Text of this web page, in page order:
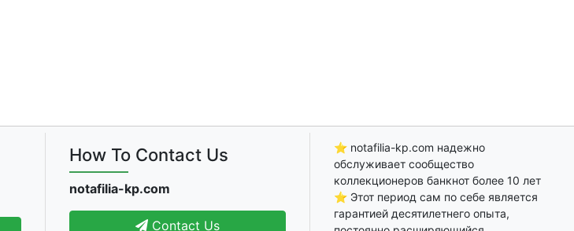
How To Contact Us
notafilia-kp.com
Contact Us
⭐ notafilia-kp.com надежно
обслуживает сообщество
коллекционеров банкнот более 10 лет
⭐ Этот период сам по себе является
гарантией десятилетнего опыта,